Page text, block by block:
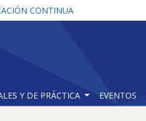
CONTINUA
Y DE PRÁCTICA EVENTOS